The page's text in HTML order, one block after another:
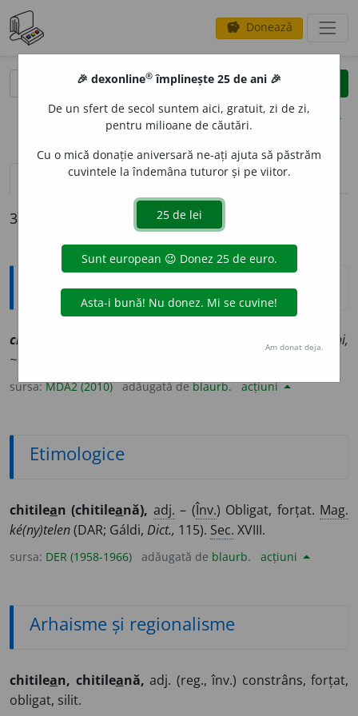
savings Donează
clear
opțiuni
definiții (3) declinări
3 definiții pentru chitilean
Explicative DEX
chitile
ni,
~e
sursa:MDA2 (2010) adăugată deblaurb. acțiuni
Etimologice
chitilean (chitileană), adj. – (Înv.) Obligat, forțat. Mag.
ké(ny)telen(DAR; Gáldi, Dict., 115). Sec. XVIII.
sursa: DER (1958-1966) adăugată de blaurb. acțiuni
Arhaisme și regionalisme
chitilean, chitileană, adj. (reg., înv.) constrâns, forțat,
obligat, silit.
🎉 dexonline® împlinește 25 de ani 🎉
De un sfert de secol suntem aici, gratuit, zi de zi,
pentru milioane de căutări.
Cu o mică donație aniversară ne-ați ajuta să păstrăm
cuvintele la îndemâna tuturor și pe viitor.
Am donat deja.